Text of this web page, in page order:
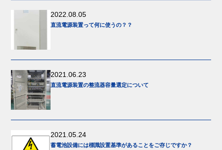
2022.08.05
直流電源装置って何に使うの？？
2021.06.23
直流電源装置の整流器容量選定について
2021.05.24
蓄電池設備には標識設置基準があることをご存じですか？